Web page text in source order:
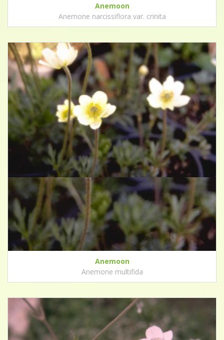
Anemoon
Anemone narcissiflora var. crinita
Anemoon
Anemone multifida